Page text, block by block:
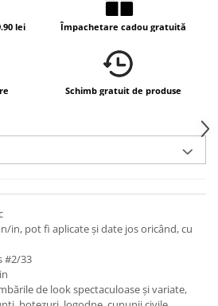
lei Împachetare cadou gratuită
Schimb gratuit de produse
in, pot fi aplicate și date jos oricând, cu
#2/33
de look spectaculoase și variate,